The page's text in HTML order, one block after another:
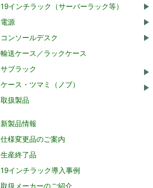
19インチラック（サーバーラック等）
電源
コンソールデスク
輸送ケース／ラックケース
サブラック
ケース・ツマミ（ノブ）
取扱製品
新製品情報
仕様変更品のご案内
生産終了品
19インチラック導入事例
取扱メーカーのご紹介